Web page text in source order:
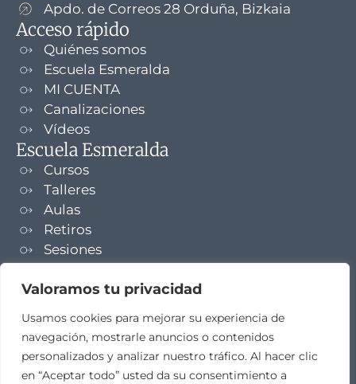
Valoramos tu privacidad
Usamos cookies para mejorar su experiencia de
navegación, mostrarle anuncios o contenidos
personalizados y analizar nuestro tráfico. Al hacer clic
en “Aceptar todo” usted da su consentimiento a
Apdo. de Correos 28 Orduña, Bizkaia
Acceso rápido
Quiénes somos
Escuela Esmeralda
MI CUENTA
Canalizaciones
Vídeos
Escuela Esmeralda
Cursos
Talleres
Aulas
Retiros
Sesiones
NEWSLETTER
TELEGRAM